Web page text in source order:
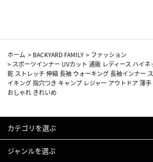
ホーム > BACKYARD FAMILY > ファッション
> スポーツインナー UVカット 通販 レディース ハイ
乾 ストレッチ 伸縮 長袖 ウォーキング 長袖インナー
イキング 指穴つき キャンプ レジャー アウトドア 薄
おしゃれ きれいめ
カテゴリを選ぶ
ジャンルを選ぶ